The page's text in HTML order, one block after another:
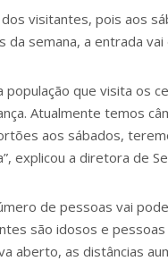
visitantes, pois aos
da semana, a entrada
população que visita os
Atualmente temos
aos sábados,
explicou a diretora de
de pessoas vai
são idosos e
aberto, as distâncias